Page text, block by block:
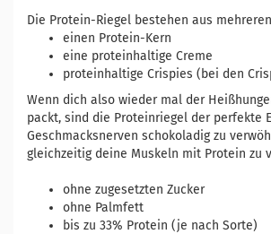
Die Protein-Riegel bestehen aus
einen Protein-Kern
eine proteinhaltige Creme
proteinhaltige Crispies (bei den
Wenn dich also wieder mal der
packt, sind die Proteinriegel der perfekte
Geschmacksnerven schokoladig zu
gleichzeitig deine Muskeln mit Protein zu
ohne zugesetzten Zucker
ohne Palmfett
bis zu 33% Protein (je nach Sorte)